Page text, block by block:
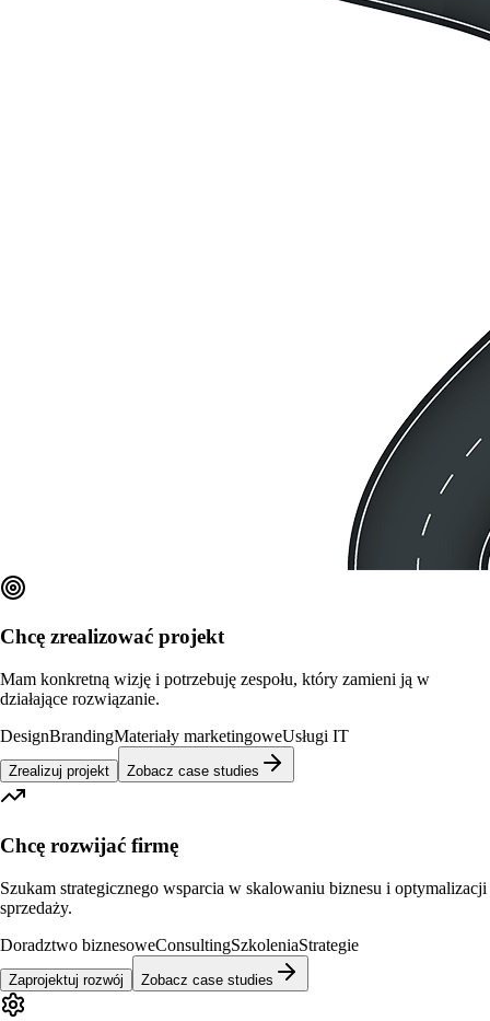
Chcę zrealizować projekt
Mam konkretną wizję i potrzebuję zespołu, który zamieni ją w
działające rozwiązanie.
DesignBrandingMateriały marketingoweUsługi IT
Zrealizuj projekt Zobacz case studies
Chcę rozwijać firmę
Szukam strategicznego wsparcia w skalowaniu biznesu i optymalizacji
sprzedaży.
Doradztwo biznesoweConsultingSzkoleniaStrategie
Zaprojektuj rozwój Zobacz case studies